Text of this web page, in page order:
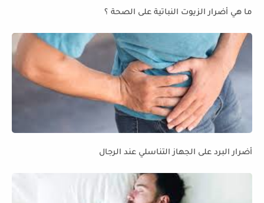
ما هي أضرار الزيوت النباتية على الصحة ؟
أضرار البرد على الجهاز التناسلي عند الرجال